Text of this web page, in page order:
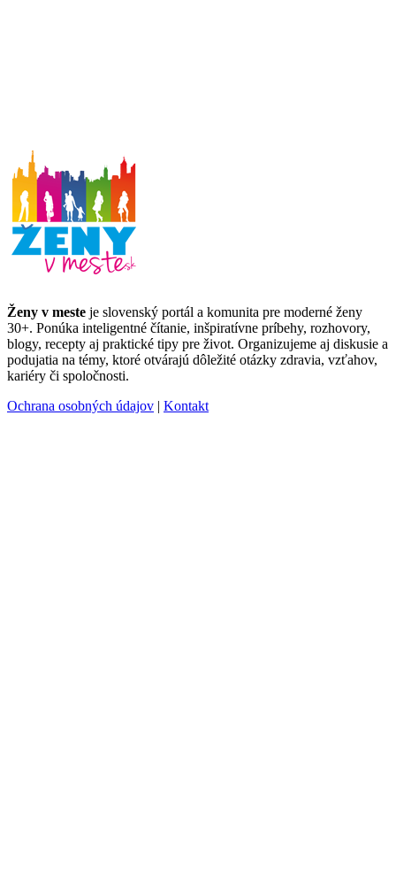
Ženy v meste je slovenský portál a komunita pre moderné ženy
30+. Ponúka inteligentné čítanie, inšpiratívne príbehy, rozhovory,
blogy, recepty aj praktické tipy pre život. Organizujeme aj diskusie a
podujatia na témy, ktoré otvárajú dôležité otázky zdravia, vzťahov,
kariéry či spoločnosti.
Ochrana osobných údajov | Kontakt